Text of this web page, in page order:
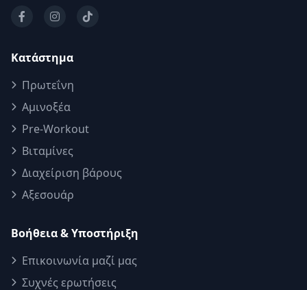
Κατάστημα
Πρωτεΐνη
Αμινοξέα
Pre-Workout
Βιταμίνες
Διαχείριση βάρους
Αξεσουάρ
Βοήθεια & Υποστήριξη
Επικοινωνία μαζί μας
Συχνές ερωτήσεις